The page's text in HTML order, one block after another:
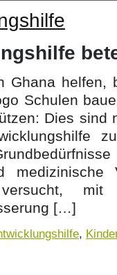
Ghana helfen,
Schulen
Dies sind
medizinische
mit
[…]
,